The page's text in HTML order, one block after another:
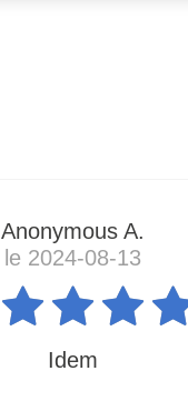
Anonymous A.
le 2024-08-13
Idem